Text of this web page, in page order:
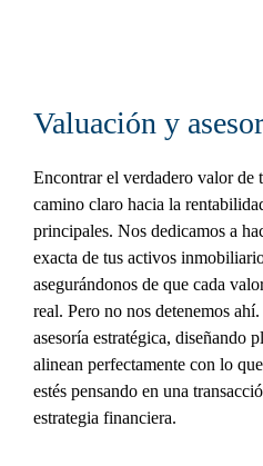
Valuación y
Encontrar el verdadero valor de
camino claro hacia la
principales. Nos dedicamos a
exacta de tus activos
asegurándonos de que cada
real. Pero no nos detenemos
asesoría estratégica, diseñando
alinean perfectamente con lo
estés pensando en una
estrategia financiera.